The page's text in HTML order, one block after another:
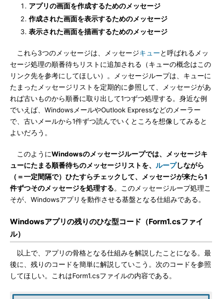
アプリの画面を作成するためのメッセージ
作成された画面を表示するためのメッセージ
表示された画面を描画するためのメッセージ
これら3つのメッセージは、メッセージキューと呼ばれるメッ
セージ処理の順番待ちリストに追加される（キューの概念はこの
リンク先を参考にしてほしい）。メッセージループは、キューに
たまったメッセージリストを定期的に参照して、メッセージがあ
れば古いものから順番に取り出して1つずつ処理する。身近な例
でいえば、WindowsメールやOutlook Expressなどのメーラー
で、古いメールから1件ずつ読んでいくところを想像してみると
よいだろう。
このようにWindowsのメッセージループでは、メッセージキ
ューにたまる順番待ちのメッセージリストを、 ループしながら
（＝一定間隔で）ひたすらチェックして、メッセージが来たら1
件ずつそのメッセージを処理する。このメッセージループ処理こ
そが、Windowsアプリを動作させる基盤となる仕組みである。
Windowsアプリの残りのひな型コード（Form1.csファイ
ル）
以上で、アプリの骨格となる仕組みを解説したことになる。最
後に、残りのコードを簡単に解説していこう。次のコードを参照
してほしい。これはForm1.csファイルの内容である。